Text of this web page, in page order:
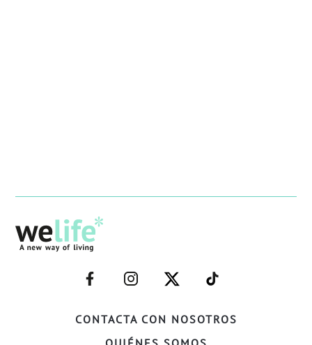
CONTACTA CON NOSOTROS
–
FACEBOOK–
–
INSTAGRAM–
–
TWITTER–
–
WELIFE–